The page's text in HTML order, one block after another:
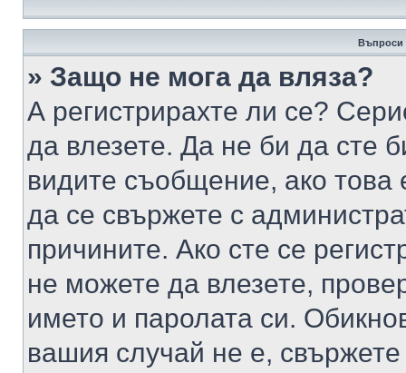
Въпроси
» Защо не мога да вляза?
А регистрирахте ли се?
да влезете. Да не би да сте
видите съобщение, ако това
да се свържете с
причините. Ако сте се
не можете да влезете,
името и паролата си.
вашия случай не е,